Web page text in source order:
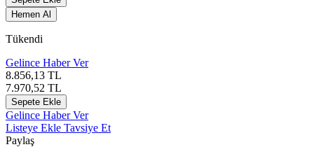
Hemen Al
Tükendi
Gelince Haber Ver
8.856,13 TL
7.970,52 TL
Sepete Ekle
Gelince Haber Ver
Listeye Ekle Tavsiye Et
Paylaş